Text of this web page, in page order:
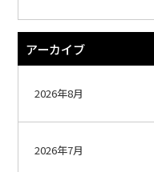
アーカイブ
2026年8月
2026年7月